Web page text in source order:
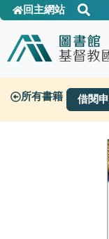
回主網站
所有書籍 借閱